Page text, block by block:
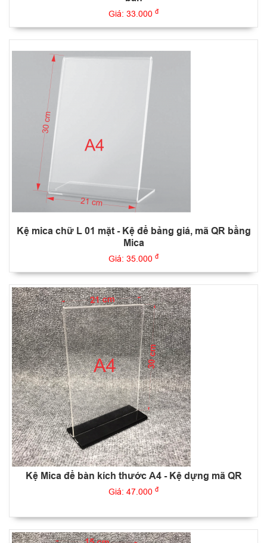
Giá: 33.000 đ
Kệ mica chữ L 01 mặt - Kệ để bảng giá, mã QR bằng
Mica
Giá: 35.000 đ
Kệ Mica để bàn kích thước A4 - Kệ dựng mã QR
Giá: 47.000 đ